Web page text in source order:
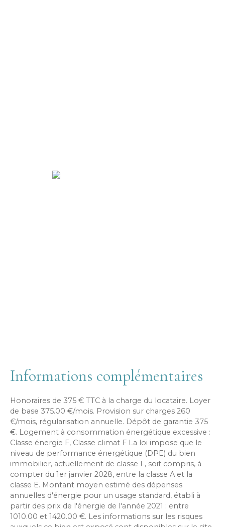
Informations complémentaires
Honoraires de 375 € TTC à la charge du locataire. Loyer
de base 375.00 €/mois. Provision sur charges 260
€/mois, régularisation annuelle. Dépôt de garantie 375
€. Logement à consommation énergétique excessive :
Classe énergie F, Classe climat F La loi impose que le
niveau de performance énergétique (DPE) du bien
immobilier, actuellement de classe F, soit compris, à
compter du 1er janvier 2028, entre la classe A et la
classe E. Montant moyen estimé des dépenses
annuelles d'énergie pour un usage standard, établi à
partir des prix de l'énergie de l'année 2021 : entre
1010.00 et 1420.00 €. Les informations sur les risques